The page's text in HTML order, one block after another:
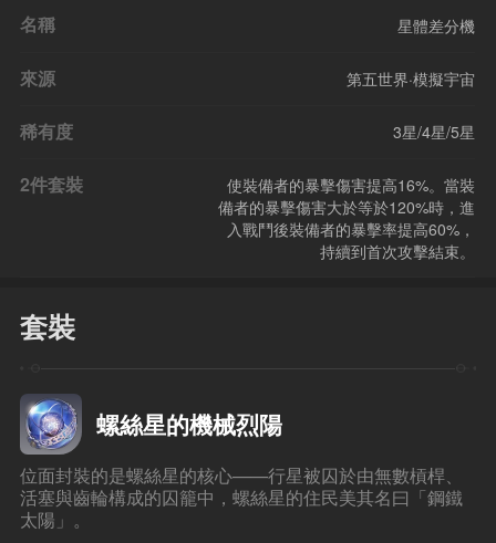
名稱 星體差分機
來源 第五世界·模擬宇宙
稀有度 3星/4星/5星
2件套裝
使裝備者的暴擊傷害提高16%。當裝
備者的暴擊傷害大於等於120%時，進
入戰鬥後裝備者的暴擊率提高60%，
持續到首次攻擊結束。
套裝
螺絲星的機械烈陽
位面封裝的是螺絲星的核心——行星被囚於由無數槓桿、
活塞與齒輪構成的囚籠中，螺絲星的住民美其名曰「鋼鐵
太陽」。